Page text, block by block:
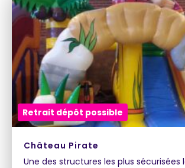
Retrait dépôt possible
Château Pirate
Une des structures les plus sécurisées